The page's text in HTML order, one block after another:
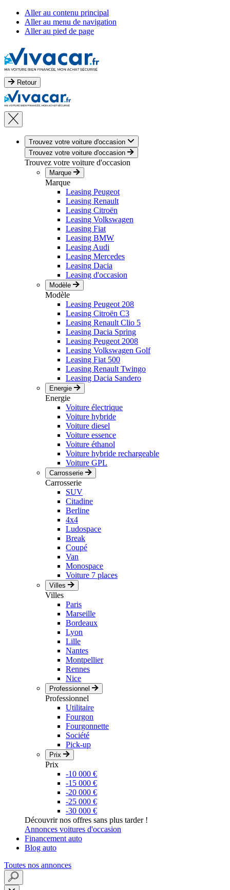
Aller au contenu principal
Aller au menu de navigation
Aller au pied de page
Retour
Trouvez votre voiture d'occasion
Trouvez votre voiture d'occasion
Trouvez votre voiture d'occasion
Marque
Marque
Leasing Peugeot
Leasing Renault
Leasing Citroën
Leasing Volkswagen
Leasing Fiat
Leasing BMW
Leasing Audi
Leasing Mercedes
Leasing Dacia
Leasing d'occasion
Modèle
Modèle
Leasing Peugeot 208
Leasing Citroën C3
Leasing Renault Clio 5
Leasing Dacia Spring
Leasing Peugeot 2008
Leasing Volkswagen Golf
Leasing Fiat 500
Leasing Renault Twingo
Leasing Dacia Sandero
Energie
Energie
Voiture électrique
Voiture hybride
Voiture diesel
Voiture essence
Voiture éthanol
Voiture hybride rechargeable
Voiture GPL
Carrosserie
Carrosserie
SUV
Citadine
Berline
4x4
Ludospace
Break
Coupé
Van
Monospace
Voiture 7 places
Villes
Villes
Paris
Marseille
Bordeaux
Lyon
Lille
Nantes
Montpellier
Rennes
Nice
Professionnel
Professionnel
Utilitaire
Fourgon
Fourgonnette
Société
Pick-up
Prix
Prix
-10 000 €
-15 000 €
-20 000 €
-25 000 €
-30 000 €
Découvrir nos offres sans plus tarder !
Annonces voitures d'occasion
Financement auto
Blog auto
Toutes nos annonces